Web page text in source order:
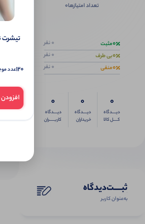
تعداد امتیازها0
0مثبت 0 نفر
0بی طرف 0 نفر
0منفی 0 نفر
0
دیــــدگاه
کــــل کالا
0
دیــــدگاه
خریداران
0
دیــــدگاه
کاربـــــران
ثبـــــت‌دیدگاه
به‌عنوان کاربر
تیشرت
120عدد